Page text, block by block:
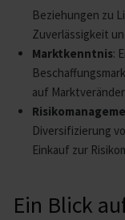
Beziehungen zu
Zuverlässigkeit
Marktkenntnis:
auf
Diversifizierung
Einkauf zur
Ein Blick